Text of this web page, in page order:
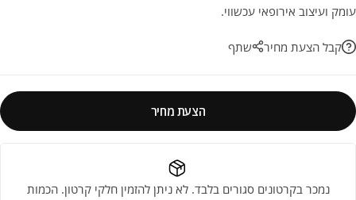
עומק ועיצוב אירופאי עכשווי.
קבל הצעת מחיר שתף
הצעת מחיר
נמכר בקרטונים סגורים בלבד. לא ניתן להזמין חלקי קרטון. הכמות